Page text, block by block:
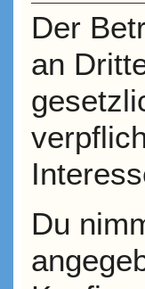
Der
an
Du